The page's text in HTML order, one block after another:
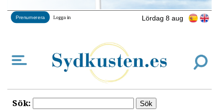
Lördag 8 aug
Prenumerera Logga in
Sök: